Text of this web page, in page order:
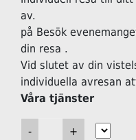
av.
på Besök
din resa .
Vid slutet av din
individuella avresan
Våra tjänster